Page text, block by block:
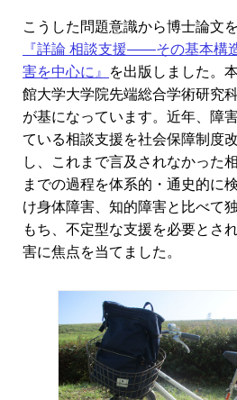
こうした問題意識から博士論文
『詳論 相談支援――その基本構
害を中心に』
を出版しました。
館大学大学院先端総合学術研究
が基になっています。近年、障
ている相談支援を社会保障制度
し、これまで言及されなかった
までの過程を体系的・通史的に
け身体障害、知的障害と比べて
もち、不定型な支援を必要とさ
害に焦点を当てました。